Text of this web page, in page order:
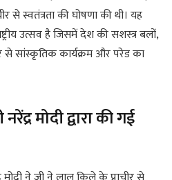
से स्वतंत्रता की घोषणा की थी। यह
उत्सव है जिसमें देश की सशस्त्र बलों,
सांस्कृतिक कार्यक्रम और परेड का
मोदी द्वारा की गई